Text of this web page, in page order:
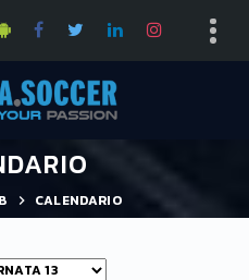
CALENDARIO